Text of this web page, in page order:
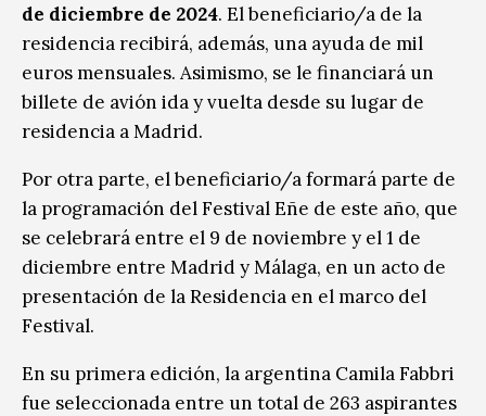
de diciembre de 2024. El beneficiario/a de la
residencia recibirá, además, una ayuda de mil
euros mensuales. Asimismo, se le financiará un
billete de avión ida y vuelta desde su lugar de
residencia a Madrid.
Por otra parte, el beneficiario/a formará parte de
la programación del Festival Eñe de este año, que
se celebrará entre el 9 de noviembre y el 1 de
diciembre entre Madrid y Málaga, en un acto de
presentación de la Residencia en el marco del
Festival.
En su primera edición, la argentina Camila Fabbri
fue seleccionada entre un total de 263 aspirantes